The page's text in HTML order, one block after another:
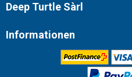
Deep Turtle Sàrl
Informationen